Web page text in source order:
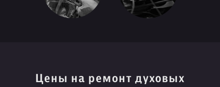
Цены на ремонт духовых